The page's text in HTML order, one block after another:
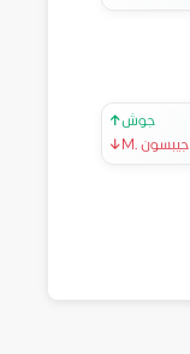
↑جوش
↓
M. جيبسون